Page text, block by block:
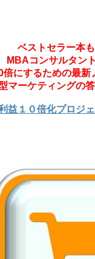
ベストセラー本
MBAコンサルタン
倍にするための最新
マーケティングの
益１０倍化プロジ